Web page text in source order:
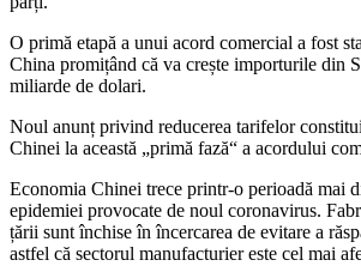
O primă etapă a unui acord comercial a fost
China promițând că va crește importurile din
miliarde de dolari.
Noul anunț privind reducerea tarifelor
Chinei la această „primă fază“ a acordului
Economia Chinei trece printr-o perioadă mai
epidemiei provocate de noul coronavirus.
țării sunt închise în încercarea de evitare a
astfel că sectorul manufacturier este cel mai